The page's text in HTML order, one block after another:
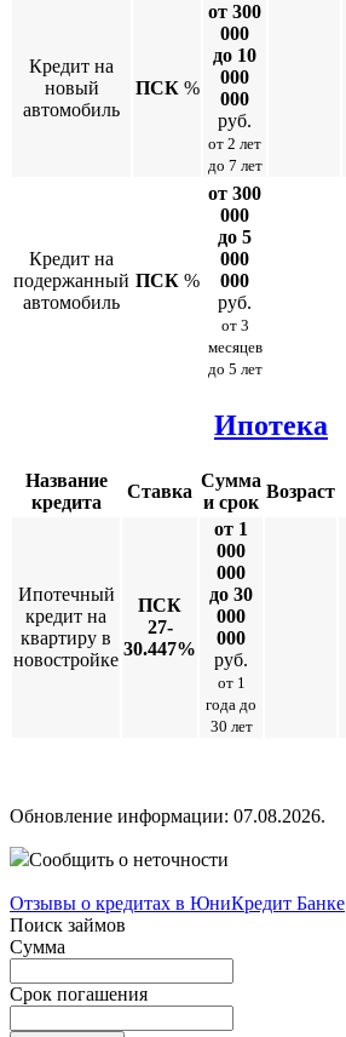
Кредит на
новый
автомобиль
ПСК %
от 300
000
до 10
000
000
руб.
от 2 лет
до 7 лет
Кредит на
подержанный
автомобиль
ПСК %
от 300
000
до 5
000
000
руб.
от 3
месяцев
до 5 лет
Ипотека
Название
кредита
Ставка
Сумма
и срок
Возраст
Ипотечный
кредит на
квартиру в
новостройке
ПСК
27-
30.447%
от 1
000
000
до 30
000
000
руб.
от 1
года до
30 лет
Обновление информации: 07.08.2026.
Сообщить о неточности
Отзывы о кредитах в ЮниКредит Банке
Поиск займов
Сумма
Срок погашения